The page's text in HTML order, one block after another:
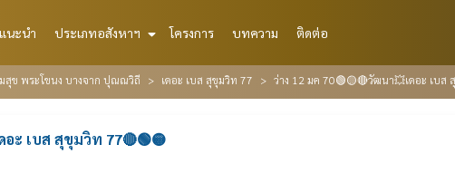
นะนำ ประเภทอสังหาฯ โครงการ บทความ ติดต่อ
สุข พระโขนง บางจาก ปุณณวิถี เดอะ เบส สุขุมวิท 77 ว่าง 12 มค 70🟢🟡🔴วัฒนา💥เดอะ เบส
อะ เบส สุขุมวิท 77🔴🟢🟡